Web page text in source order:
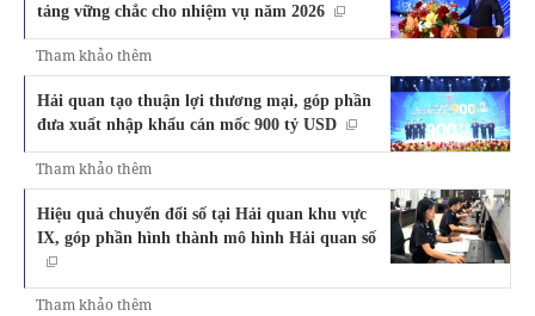
tảng vững chắc cho nhiệm vụ năm 2026
Tham khảo thêm
Hải quan tạo thuận lợi thương mại, góp phần
đưa xuất nhập khẩu cán mốc 900 tỷ USD
Tham khảo thêm
Hiệu quả chuyển đổi số tại Hải quan khu vực
IX, góp phần hình thành mô hình Hải quan số
Tham khảo thêm